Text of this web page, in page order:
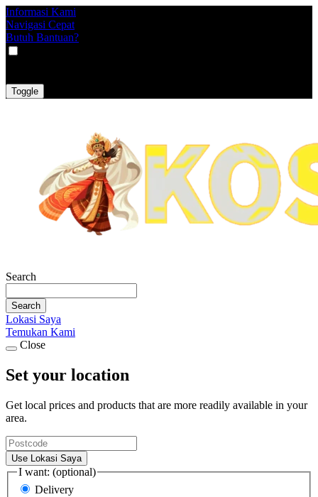
Informasi Kami
Navigasi Cepat
Butuh Bantuan?
Toggle
Search
Search
Lokasi Saya
Temukan Kami
Close
Set your location
Get local prices and products that are more readily available in your
area.
Use Lokasi Saya
I want: (optional)
Delivery